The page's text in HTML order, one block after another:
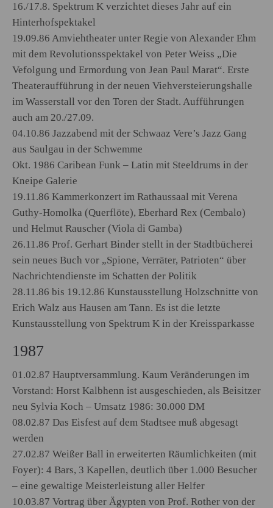
16./17.8. Spektrum K verzichtet dieses Jahr auf ein
Hinterhofspektakel
19.09.86 Amviehtheater unter Regie von Alexander Ehm
mit dem Revolutionsspektakel von Peter Weiss „Die
Vefolgung und Ermordung von Jean Paul Marat“. Erste
Theateraufführung in der neuen Viehversteierungshalle
im Wasserstall vor den Toren der Stadt. Aufführungen
auch am 20./27.09.
04.10.86 Jazzabend mit der Schwaaz Vere’s Jazz Gang
aus Saulgau in der Schwemme
Okt. 1986 Caribean Funk – Latin mit Steeldrums in der
Kneipe Galerie
19.11.86 Kammerkonzert im Rathaussaal mit Verena
Guthy-Homolka (Querflöte), Eberhard Rex (Cembalo)
und Helmut Rauscher (Viola di Gamba)
26.11.86 Prof. Gerhart Binder stellt in der Stadtbücherei
sein neues Buch vor „Spione, Verräter, Patrioten“ über
Nachrichtendienste im Schatten der Politik
28.11.86 bis 19.12.86 Kunstausstellung Holzschnitte von
Erich Walz aus Hausen am Tann. Es ist die letzte
Kunstausstellung von Spektrum K in der Kreissparkasse
1987
01.02.87 Hauptversammlung. Kaum Veränderungen im
Vorstand: Horst Kalbhenn ist ausgeschieden, als Beisitzer
neu Sylvia Koch – Umsatz 1986: 30.000 DM
08.02.87 Das Eisfest auf dem Stadtsee muß abgesagt
werden
27.02.87 Weißer Ball in erweiterten Räumlichkeiten (mit
Foyer): 4 Bars, 3 Kapellen, deutlich über 1.000 Besucher
– eine gewaltige Meisterleistung aller Helfer
10.03.87 Vortrag über Ägypten von Prof. Rother von der